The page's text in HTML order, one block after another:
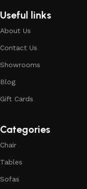
Useful links
About Us
Contact Us
Showrooms
Blog
Gift Cards
Categories
Chair
Tables
Sofas